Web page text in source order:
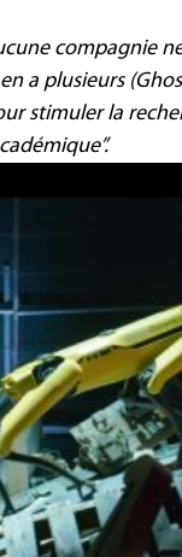
compagnie
a plusieurs
stimuler la